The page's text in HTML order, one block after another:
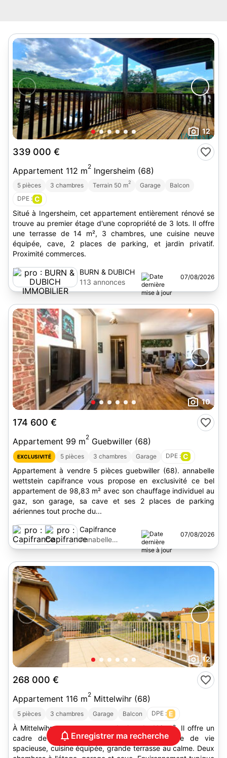
12
339 000 €
Appartement 112 m2 Ingersheim (68)
5 pièces 3 chambres Terrain 50 m2 Garage
Balcon
DPE : C
Situé à Ingersheim, cet appartement entièrement rénové se
trouve au premier étage d'une copropriété de 3 lots. Il offre
une terrasse de 14 m², 3 chambres, une cuisine neuve
équipée, cave, 2 places de parking, et jardin privatif.
Proximité commerces.
BURN & DUBICH
IMMOBILIER
113 annonces
07/08/2026
10
174 600 €
Appartement 99 m2 Guebwiller (68)
EXCLUSIVITÉ 5 pièces 3 chambres Garage DPE : C
Appartement à vendre 5 pièces guebwiller (68). annabelle
wettstein capifrance vous propose en exclusivité ce bel
appartement de 98,83 m² avec son chauffage individuel au
gaz, son garage, sa cave et ses 2 places de parking
aériennes tout proche du...
Capifrance
Annabelle
Wettstein
07/08/2026
12
268 000 €
Appartement 116 m2 Mittelwihr (68)
5 pièces 3 chambres Garage Balcon DPE : E
À Mittelwihr, appartement en duplex de 116 m². Il offre un
cadre de vie lumineux avec charme : pièce de vie
spacieuse, cuisine équipée, grande terrasse au calme. Deux
Enregistrer ma recherche